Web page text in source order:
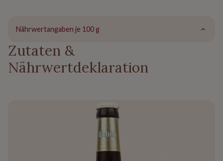
Nährwertangaben je 100 g
Zutaten &
Nährwertdeklaration